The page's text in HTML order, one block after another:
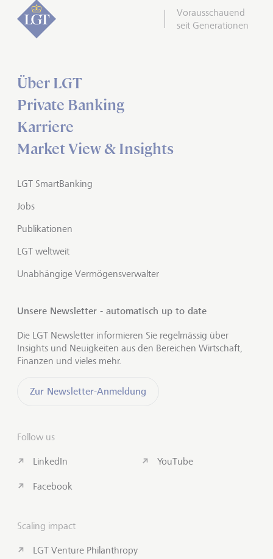
Vorausschauend
seit Generationen
Über LGT
Private Banking
Karriere
Market View & Insights
LGT SmartBanking
Jobs
Publikationen
LGT weltweit
Unabhängige Vermögensverwalter
Unsere Newsletter - automatisch up to date
Die LGT Newsletter informieren Sie regelmässig über
Insights und Neuigkeiten aus den Bereichen Wirtschaft,
Finanzen und vieles mehr.
Zur Newsletter-Anmeldung
Follow us
LinkedIn
Facebook
YouTube
Scaling impact
LGT Venture Philanthropy